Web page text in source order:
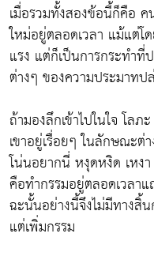
เมื่อรวมทั้งสองข้อนี้ก็คือ ค
ใหม่อยู่ตลอดเวลา แม้แต่โ
แรง แต่ก็เป็นการกระทำที่
ต่างๆ ของความประมาทป
ถ้ามองลึกเข้าไปในใจ โล
เขาอยู่เรื่อยๆ ในลักษณะต่
โน่นอยากนี่ หงุดหงิด เห
คือทำกรรมอยู่ตลอดเวลา
ฉะนั้นอย่างนี้จึงไม่มีทางสิ้
แต่เพิ่มกรรม